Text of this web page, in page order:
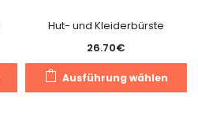
Dieses
Produkt
Hut- und Kleiderbürste
26.70€
Ausführung wählen